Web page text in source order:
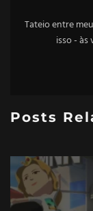
Tateio entre
isso - às
Posts